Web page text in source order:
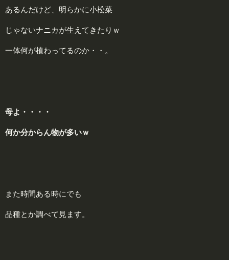
あるんだけど、明らかに小松菜
じゃないナニカが生えてきたりｗ
一体何が植わってるのか・・。
母よ・・・・
何か分からん物が多いｗ
また時間ある時にでも
品種とか調べて見ます。